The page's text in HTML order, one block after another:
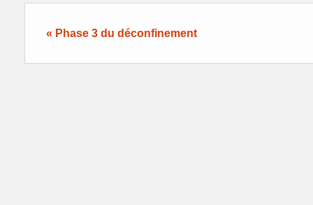
« Phase 3 du déconfinement